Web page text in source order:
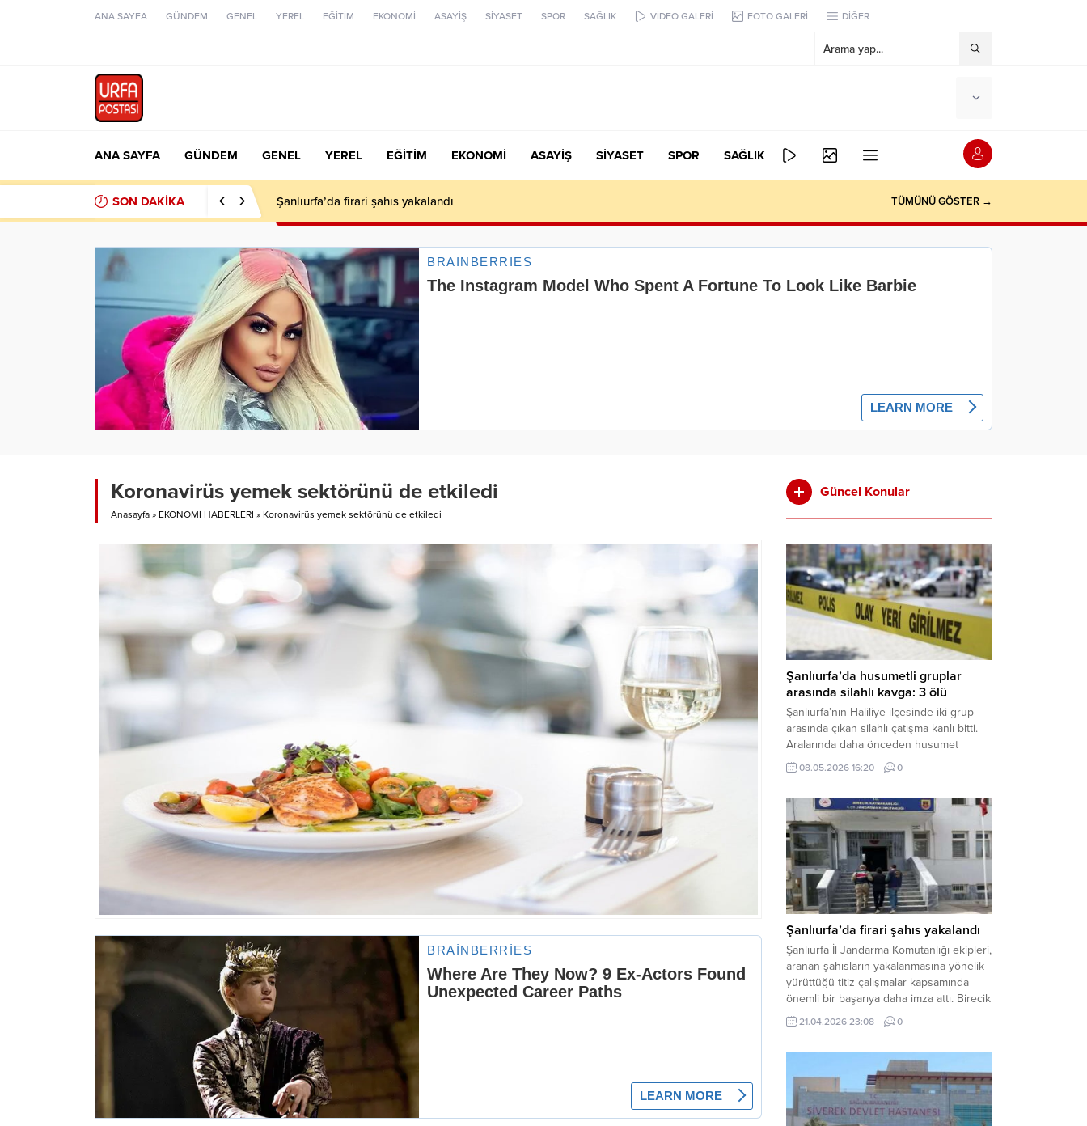
ANA SAYFA GÜNDEM GENEL YEREL EĞİTİM EKONOMİ ASAYİŞ SİYASET SPOR SAĞLIK VİDEO GALERİ FOTO GALERİ DİĞER
ANA SAYFA GÜNDEM GENEL YEREL EĞİTİM EKONOMİ ASAYİŞ SİYASET SPOR SAĞLIK
SON DAKİKA Şanlıurfa’da firari şahıs yakalandı TÜMÜNÜ GÖSTER →
Koronavirüs yemek sektörünü de etkiledi
Anasayfa » EKONOMİ HABERLERİ » Koronavirüs yemek sektörünü de etkiledi
Güncel Konular
Şanlıurfa’da husumetli gruplar
arasında silahlı kavga: 3 ölü
Şanlıurfa’nın Haliliye ilçesinde iki grup
arasında çıkan silahlı çatışma kanlı bitti.
Aralarında daha önceden husumet
olduğu öğrenilen tarafların kavgası
neticesinde 3 kişi olay yerinde yaşamını
ilçesine bağlı kırsal Konaç Mahallesi’nde
meydana geldi. Edinilen bilgilere göre,
aralarında husumet bulunan iki grup
arasında henüz belirlenemeyen bir...
08.05.2026 16:20 0
Şanlıurfa’da firari şahıs yakalandı
Şanlıurfa İl Jandarma Komutanlığı ekipleri,
aranan şahısların yakalanmasına yönelik
yürüttüğü titiz çalışmalar kapsamında
önemli bir başarıya daha imza attı. Birecik
ilçesinde düzenlenen operasyonla,
hakkında kesinleşmiş hapis cezası
teslim edildi. Haber Merkezi – Şanlıurfa
Valiliği İl Basın ve Halkla İlişkiler
Müdürlüğü tarafından yapılan açıklamaya
göre; İl...
21.04.2026 23:08 0